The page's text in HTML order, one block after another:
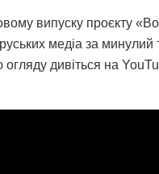
випуску проєкту
медіа за минулий
огляду дивіться на